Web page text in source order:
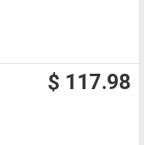
$ 117.98